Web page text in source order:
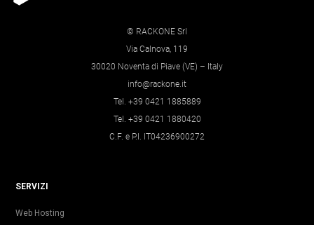
© RACKONE Srl
Via Calnova, 119
30020 Noventa di Piave (VE) – Italy
info@rackone.it
Tel. +39 0421 1885889
Tel. +39 0421 1880420
C.F. e P.I. IT04236900272
SERVIZI
Web Hosting